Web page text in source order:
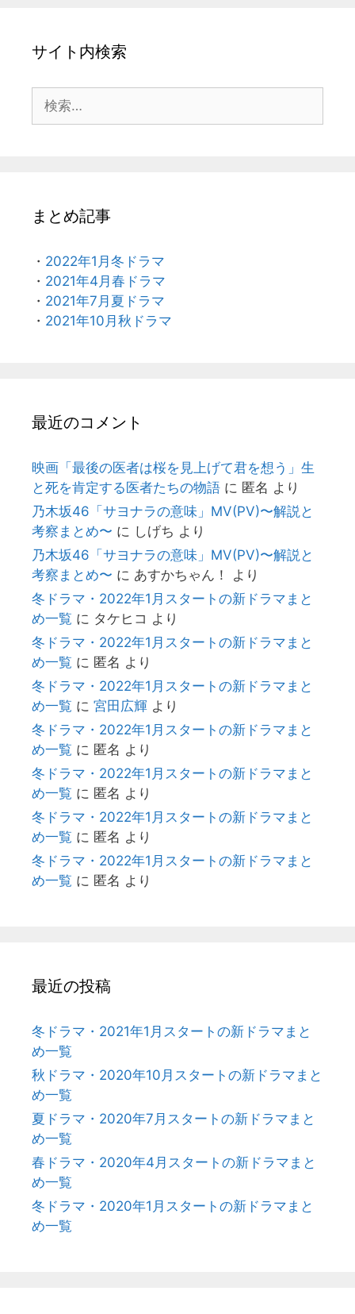
サイト内検索
索:
まとめ記事
・ 2022年1月冬ドラマ
・ 2021年4月春ドラマ
・ 2021年7月夏ドラマ
・ 2021年10月秋ドラマ
最近のコメント
映画「最後の医者は桜を見上げて君を想う」生
と死を肯定する医者たちの物語 に 匿名 より
乃木坂46「サヨナラの意味」MV(PV)〜解説と
考察まとめ〜 に しげち より
乃木坂46「サヨナラの意味」MV(PV)〜解説と
考察まとめ〜 に あすかちゃん！
より
冬ドラマ・2022年1月スタートの新ドラマまと
め一覧 に タケヒコ より
冬ドラマ・2022年1月スタートの新ドラマまと
め一覧 に 匿名 より
冬ドラマ・2022年1月スタートの新ドラマまと
め一覧 に 宮田広輝 より
冬ドラマ・2022年1月スタートの新ドラマまと
め一覧 に 匿名 より
冬ドラマ・2022年1月スタートの新ドラマまと
め一覧 に 匿名 より
冬ドラマ・2022年1月スタートの新ドラマまと
め一覧 に 匿名 より
冬ドラマ・2022年1月スタートの新ドラマまと
め一覧 に 匿名 より
最近の投稿
冬ドラマ・2021年1月スタートの新ドラマまと
め一覧
秋ドラマ・2020年10月スタートの新ドラマまと
め一覧
夏ドラマ・2020年7月スタートの新ドラマまと
め一覧
春ドラマ・2020年4月スタートの新ドラマまと
め一覧
冬ドラマ・2020年1月スタートの新ドラマまと
め一覧